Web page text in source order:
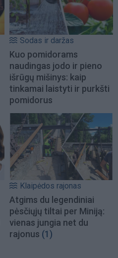
Sodas ir daržas
Kuo pomidorams
naudingas jodo ir pieno
išrūgų mišinys: kaip
tinkamai laistyti ir purkšti
pomidorus
Klaipėdos rajonas
Atgims du legendiniai
pėsčiųjų tiltai per Miniją:
vienas jungia net du
rajonus (1)